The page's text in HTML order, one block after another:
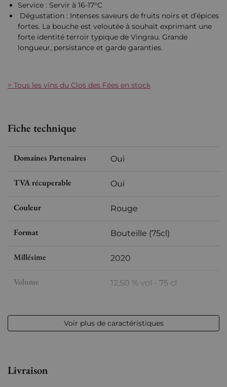
Service : Servir à 16-17°C
Dégustation : Intenses saveurs de fruits noirs et d’épices
fortes. La bouche est veloutée à souhait exprimant une
forte identité terroir typique de Vingrau. Grande
longueur, persistance et garde garanties.
> Tous les vins du Clos des Fées en stock
Fiche technique
Domaines Partenaires Oui
TVA récuperable Oui
Couleur Rouge
Format Bouteille (75cl)
Millésime 2020
Volume 12,50 % vol - 75 cl
Région Languedoc-Roussillon
Voir plus de caractéristiques
Livraison